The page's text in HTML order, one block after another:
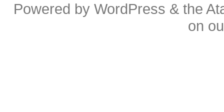
Powered byWordPress & the
on